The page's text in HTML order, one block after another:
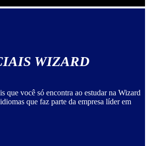
WIZARD
que você só encontra ao estudar na Wizard
que faz parte da empresa líder em